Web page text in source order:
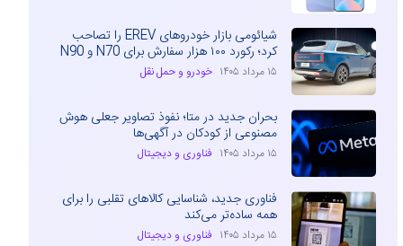
شیائومی بازار خودروهای EREV را تصاحب
کرد؛ رکورد ۱۰۰ هزار سفارش برای N70 و N90
۱۵ مرداد ۱۴۰۵ خودرو و حمل نقل
بحران جدید در متا؛ نفوذ تصاویر جعلی هوش
مصنوعی از کودکان در آگهی‌ها
۱۵ مرداد ۱۴۰۵ فناوری و دیجیتال
فناوری جدید، شناسایی کالاهای تقلبی را برای
همه ساده‌تر می‌کند
۱۵ مرداد ۱۴۰۵ فناوری و دیجیتال